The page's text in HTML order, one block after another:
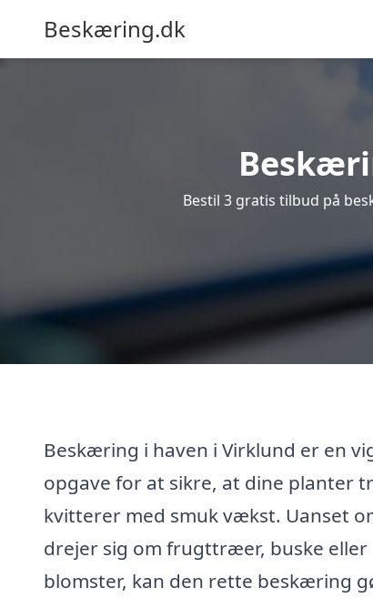
Beskæring.dk
Bestil 3 gratis tilbud på
Beskæring i haven i Virklund er en
opgave for at sikre, at dine planter
kvitterer med smuk vækst. Uanset
drejer sig om frugttræer, buske eller
blomster, kan den rette beskæring